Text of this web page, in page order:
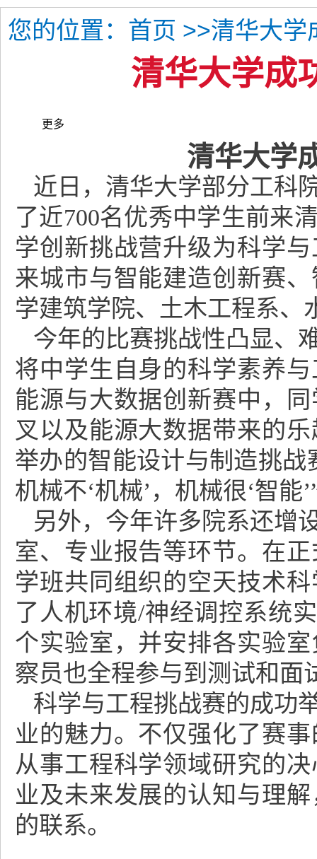
您的位置： 首页 >>清华大学
清华大学成
更多
清华大学
近日，清华大学部分工科
了近700名优秀中学生前来
学创新挑战营升级为科学
来城市与智能建造创新赛
学建筑学院、土木工程系、
今年的比赛挑战性凸显、
将中学生自身的科学素养
能源与大数据创新赛中，
叉以及能源大数据带来的
举办的智能设计与制造挑
机械不‘机械’，机械很‘智能
另外，今年许多院系还增
室、专业报告等环节。在
学班共同组织的空天技术
了人机环境/神经调控系统
个实验室，并安排各实验
察员也全程参与到测试和面
科学与工程挑战赛的成功
业的魅力。不仅强化了赛
从事工程科学领域研究的
业及未来发展的认知与理
的联系。